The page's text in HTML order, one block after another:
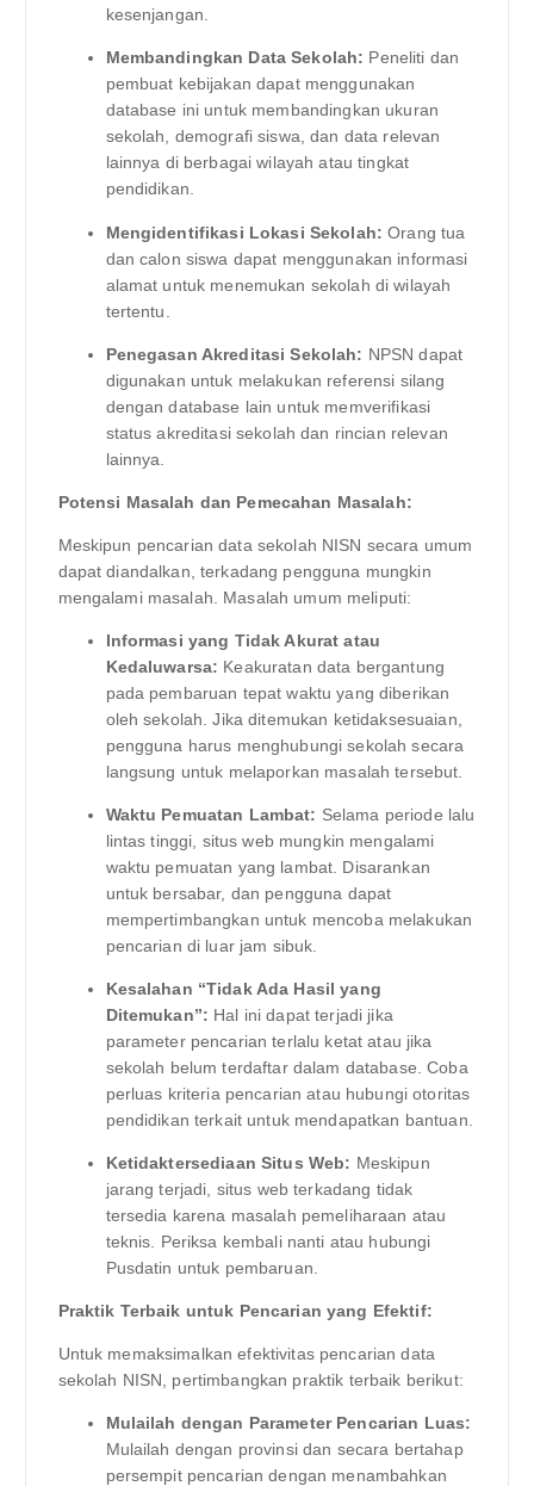
kesenjangan.
Membandingkan Data Sekolah: Peneliti dan
pembuat kebijakan dapat menggunakan
database ini untuk membandingkan ukuran
sekolah, demografi siswa, dan data relevan
lainnya di berbagai wilayah atau tingkat
pendidikan.
Mengidentifikasi Lokasi Sekolah: Orang tua
dan calon siswa dapat menggunakan informasi
alamat untuk menemukan sekolah di wilayah
tertentu.
Penegasan Akreditasi Sekolah: NPSN dapat
digunakan untuk melakukan referensi silang
dengan database lain untuk memverifikasi
status akreditasi sekolah dan rincian relevan
lainnya.
Potensi Masalah dan Pemecahan Masalah:
Meskipun pencarian data sekolah NISN secara umum
dapat diandalkan, terkadang pengguna mungkin
mengalami masalah. Masalah umum meliputi:
Informasi yang Tidak Akurat atau
Kedaluwarsa: Keakuratan data bergantung
pada pembaruan tepat waktu yang diberikan
oleh sekolah. Jika ditemukan ketidaksesuaian,
pengguna harus menghubungi sekolah secara
langsung untuk melaporkan masalah tersebut.
Waktu Pemuatan Lambat: Selama periode lalu
lintas tinggi, situs web mungkin mengalami
waktu pemuatan yang lambat. Disarankan
untuk bersabar, dan pengguna dapat
mempertimbangkan untuk mencoba melakukan
pencarian di luar jam sibuk.
Kesalahan “Tidak Ada Hasil yang
Ditemukan”: Hal ini dapat terjadi jika
parameter pencarian terlalu ketat atau jika
sekolah belum terdaftar dalam database. Coba
perluas kriteria pencarian atau hubungi otoritas
pendidikan terkait untuk mendapatkan bantuan.
Ketidaktersediaan Situs Web: Meskipun
jarang terjadi, situs web terkadang tidak
tersedia karena masalah pemeliharaan atau
teknis. Periksa kembali nanti atau hubungi
Pusdatin untuk pembaruan.
Praktik Terbaik untuk Pencarian yang Efektif:
Untuk memaksimalkan efektivitas pencarian data
sekolah NISN, pertimbangkan praktik terbaik berikut:
Mulailah dengan Parameter Pencarian Luas:
Mulailah dengan provinsi dan secara bertahap
persempit pencarian dengan menambahkan